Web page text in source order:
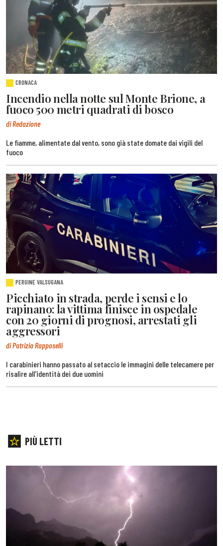
CRONACA
Incendio nella notte sul Monte Brione, a
fuoco 500 metri quadrati di bosco
di Redazione
Le fiamme, alimentate dal vento, sono già state domate dai vigili del
fuoco
PERGINE VALSUGANA
Picchiato in strada, perde i sensi e lo
rapinano: la vittima finisce in ospedale
con 20 giorni di prognosi, arrestati gli
aggressori
di Patrizia Rapposelli
I carabinieri hanno passato al setaccio le immagini delle telecamere per
risalire all'identità dei due uomini
PIÙ LETTI